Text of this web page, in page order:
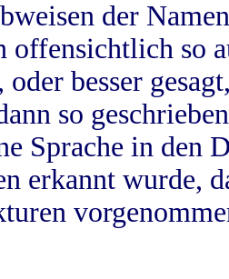
der
offensichtlich so
oder besser
so
Sprache in
erkannt wurde,